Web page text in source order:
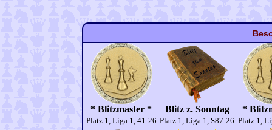
* Blitzmaster *
Platz 1, Liga 1, 41-26
Blitz z. Sonntag
Platz 1, Liga 1, S87-26
*
Platz 1,